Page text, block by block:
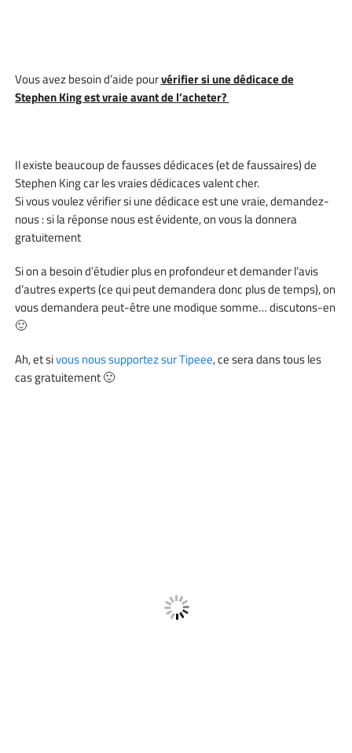
Vous avez besoin d’aide pourvérifier si une dédicace de
Stephen King est vraie avant de l’acheter?
Il existe beaucoup de fausses dédicaces (et de faussaires) de
Stephen King car les vraies dédicaces valent cher.
Si vous voulez vérifier si une dédicace est une vraie, demandez-
nous : si la réponse nous est évidente, on vous la donnera
gratuitement
Si on a besoin d’étudier plus en profondeur et demander l’avis
d’autres experts (ce qui peut demandera donc plus de temps), on
vous demandera peut-être une modique somme… discutons-en
🙂
Ah, et sivous nous supportez sur Tipeee, ce sera dans tous les
cas gratuitement 🙂